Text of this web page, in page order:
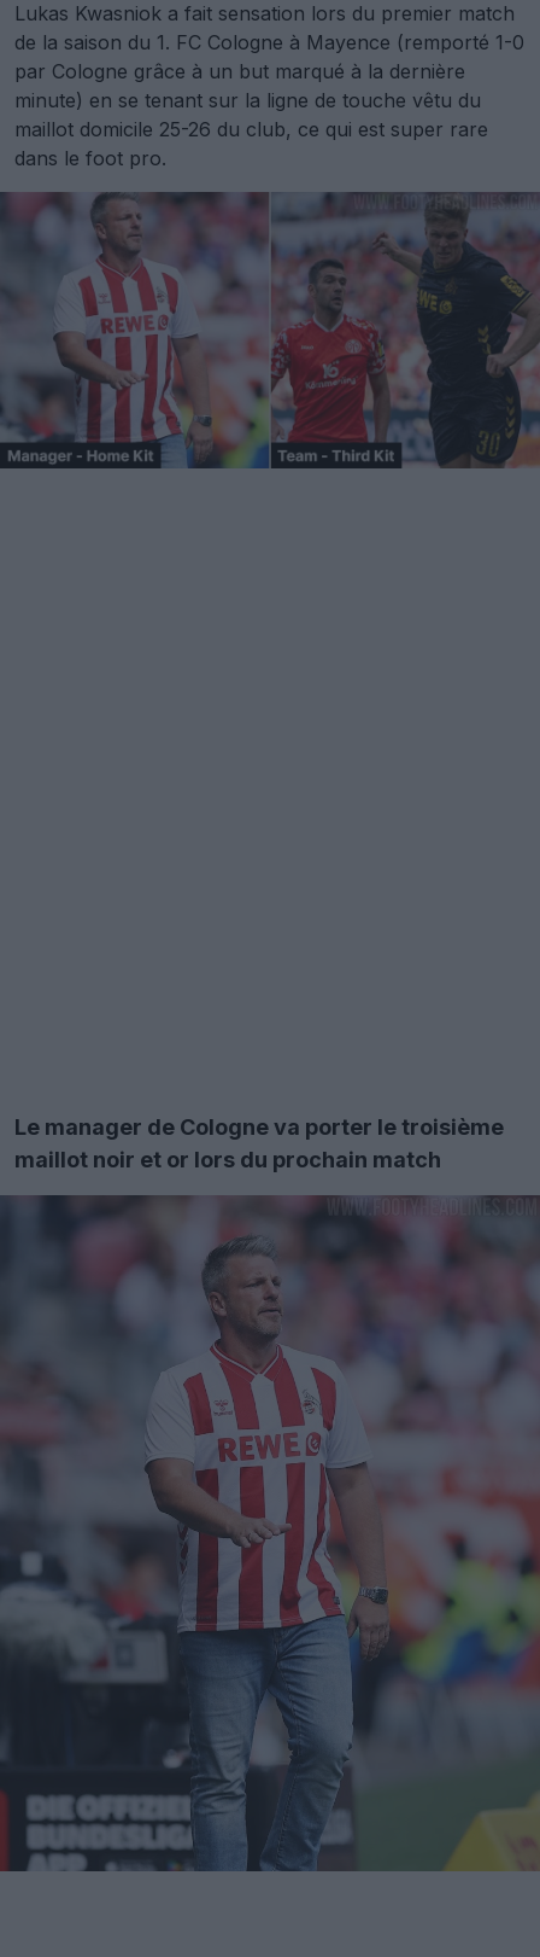
Lukas Kwasniok a fait sensation lors du premier match
de la saison du 1. FC Cologne à Mayence (remporté 1-0
par Cologne grâce à un but marqué à la dernière
minute) en se tenant sur la ligne de touche vêtu du
maillot domicile 25-26 du club, ce qui est super rare
dans le foot pro.
Le manager de Cologne va porter le troisième
maillot noir et or lors du prochain match